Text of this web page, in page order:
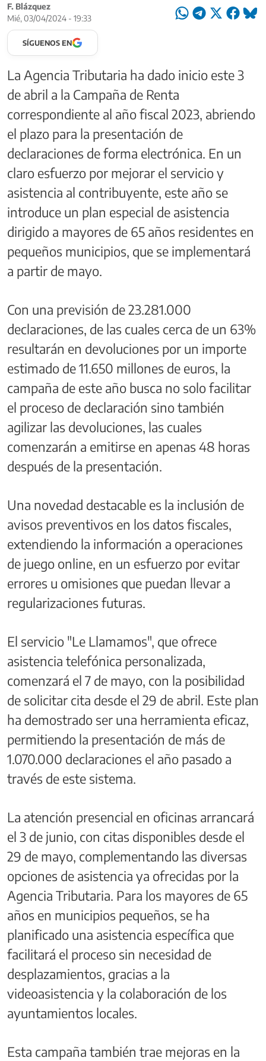
F. Blázquez
Mié, 03/04/2024 - 19:33
SÍGUENOS EN
La Agencia Tributaria ha dado inicio este 3
de abril a la Campaña de Renta
correspondiente al año fiscal 2023, abriendo
el plazo para la presentación de
declaraciones de forma electrónica. En un
claro esfuerzo por mejorar el servicio y
asistencia al contribuyente, este año se
introduce un plan especial de asistencia
dirigido a mayores de 65 años residentes en
pequeños municipios, que se implementará
a partir de mayo.
Con una previsión de 23.281.000
declaraciones, de las cuales cerca de un 63%
resultarán en devoluciones por un importe
estimado de 11.650 millones de euros, la
campaña de este año busca no solo facilitar
el proceso de declaración sino también
agilizar las devoluciones, las cuales
comenzarán a emitirse en apenas 48 horas
después de la presentación.
Una novedad destacable es la inclusión de
avisos preventivos en los datos fiscales,
extendiendo la información a operaciones
de juego online, en un esfuerzo por evitar
errores u omisiones que puedan llevar a
regularizaciones futuras.
El servicio "Le Llamamos", que ofrece
asistencia telefónica personalizada,
comenzará el 7 de mayo, con la posibilidad
de solicitar cita desde el 29 de abril. Este plan
ha demostrado ser una herramienta eficaz,
permitiendo la presentación de más de
1.070.000 declaraciones el año pasado a
través de este sistema.
La atención presencial en oficinas arrancará
el 3 de junio, con citas disponibles desde el
29 de mayo, complementando las diversas
opciones de asistencia ya ofrecidas por la
Agencia Tributaria. Para los mayores de 65
años en municipios pequeños, se ha
planificado una asistencia específica que
facilitará el proceso sin necesidad de
desplazamientos, gracias a la
videoasistencia y la colaboración de los
ayuntamientos locales.
Esta campaña también trae mejoras en la